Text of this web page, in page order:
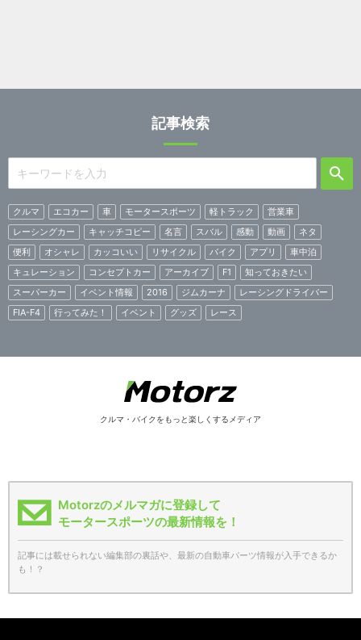
記事検索
クルマ エコカー 車 モータースポーツ 軽トラック
営業車
レーシングカー
キャッチコピー 名言 スバル 感動 動画
ネタ
便利
オシャレ カッコいい リサイクル バイク アプリ
車中泊
キュレーション
コンセプトカー アーカイブ F1
知っておきたい
スーパーカー
イベント情報 2016 ジムカーナ
レーシングドライバー
FIA-F4
行ってみた！ イベント グッズ レース
クルマ・バイクをもっと楽しくするメディア
Motorzのメルマガに登録して
モータースポーツの最新情報を！
記事には載せられない編集部の裏話や、最新の自動車パーツ情報が入手できるか
も！？